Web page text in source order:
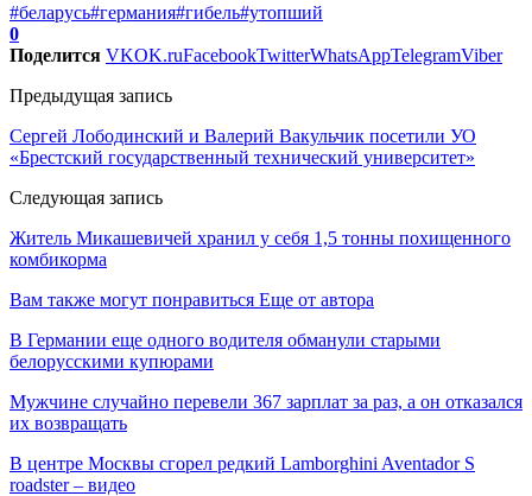
#беларусь#германия#гибель#утопший
0
Поделится VKOK.ruFacebookTwitterWhatsAppTelegramViber
Предыдущая запись
Сергей Лободинский и Валерий Вакульчик посетили УО
«Брестский государственный технический университет»
Следующая запись
Житель Микашевичей хранил у себя 1,5 тонны похищенного
комбикорма
Вам также могут понравиться Еще от автора
В Германии еще одного водителя обманули старыми
белорусскими купюрами
Мужчине случайно перевели 367 зарплат за раз, а он отказался
их возвращать
В центре Москвы сгорел редкий Lamborghini Aventador S
roadster – видео